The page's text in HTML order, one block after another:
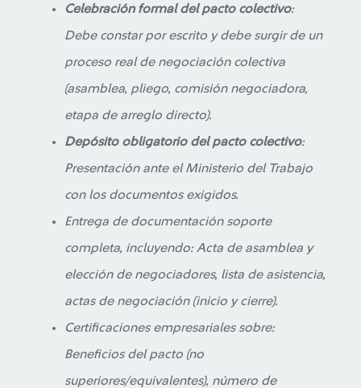
Celebración formal del pacto colectivo:
Debe constar por escrito y debe surgir de un
proceso real de negociación colectiva
(asamblea, pliego, comisión negociadora,
etapa de arreglo directo).
Depósito obligatorio del pacto colectivo:
Presentación ante el Ministerio del Trabajo
con los documentos exigidos.
Entrega de documentación soporte
completa, incluyendo: Acta de asamblea y
elección de negociadores, lista de asistencia,
actas de negociación (inicio y cierre).
Certificaciones empresariales sobre:
Beneficios del pacto (no
superiores/equivalentes), número de